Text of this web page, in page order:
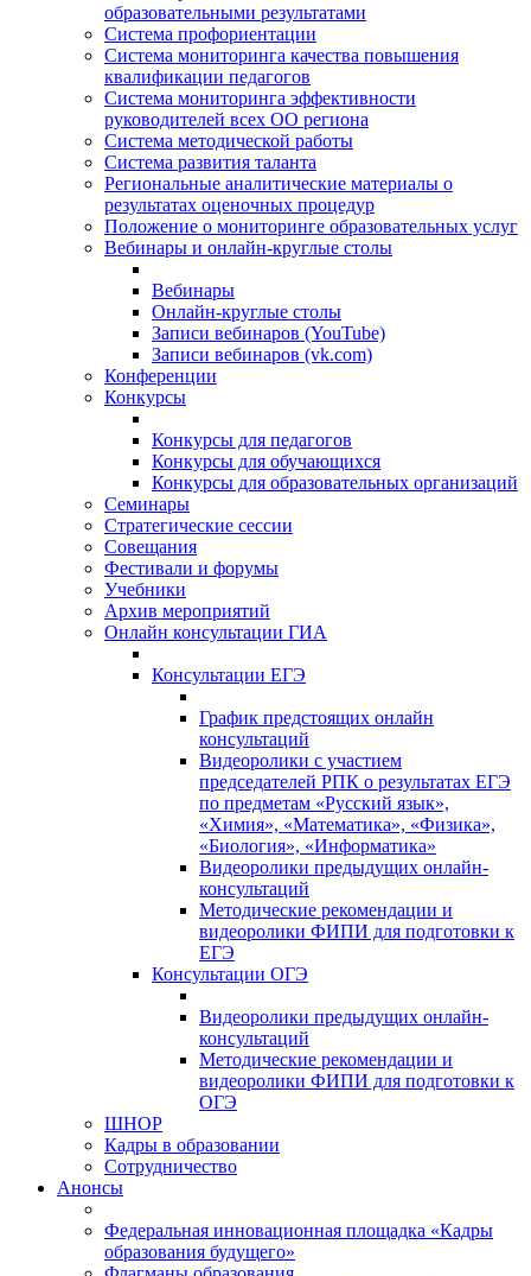
образовательными результатами
Система профориентации
Система мониторинга качества повышения
квалификации педагогов
Система мониторинга эффективности
руководителей всех ОО региона
Система методической работы
Система развития таланта
Региональные аналитические материалы о
результатах оценочных процедур
Положение о мониторинге образовательных услуг
Вебинары и онлайн-круглые столы
Вебинары
Онлайн-круглые столы
Записи вебинаров (YouTube)
Записи вебинаров (vk.com)
Конференции
Конкурсы
Конкурсы для педагогов
Конкурсы для обучающихся
Конкурсы для образовательных организаций
Семинары
Стратегические сессии
Совещания
Фестивали и форумы
Учебники
Архив мероприятий
Онлайн консультации ГИА
Консультации ЕГЭ
График предстоящих онлайн
консультаций
Видеоролики с участием
председателей РПК о результатах ЕГЭ
по предметам «Русский язык»,
«Химия», «Математика», «Физика»,
«Биология», «Информатика»
Видеоролики предыдущих онлайн-
консультаций
Методические рекомендации и
видеоролики ФИПИ для подготовки к
ЕГЭ
Консультации ОГЭ
Видеоролики предыдущих онлайн-
консультаций
Методические рекомендации и
видеоролики ФИПИ для подготовки к
ОГЭ
ШНОР
Кадры в образовании
Сотрудничество
Анонсы
Федеральная инновационная площадка «Кадры
образования будущего»